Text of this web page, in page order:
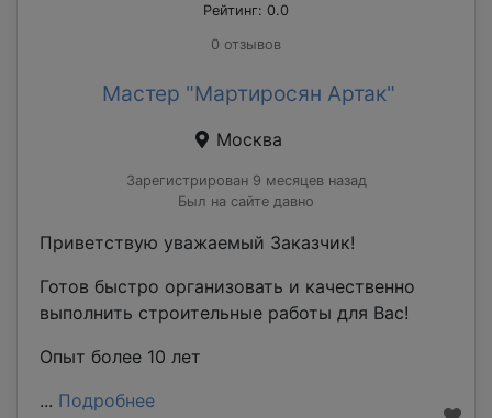
Рейтинг: 0.0
0 отзывов
Мастер "Мартиросян Артак"
Москва
Зарегистрирован 9 месяцев назад
Был на сайте давно
Приветствую уважаемый Заказчик!
Готов быстро организовать и качественно
выполнить строительные работы для Вас!
Опыт более 10 лет
... Подробнее